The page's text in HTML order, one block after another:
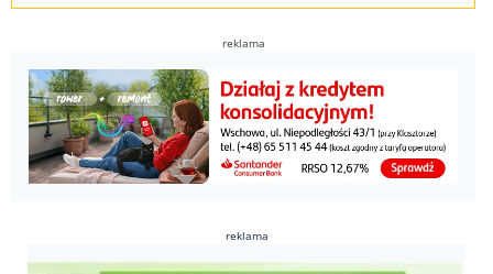
reklama
reklama